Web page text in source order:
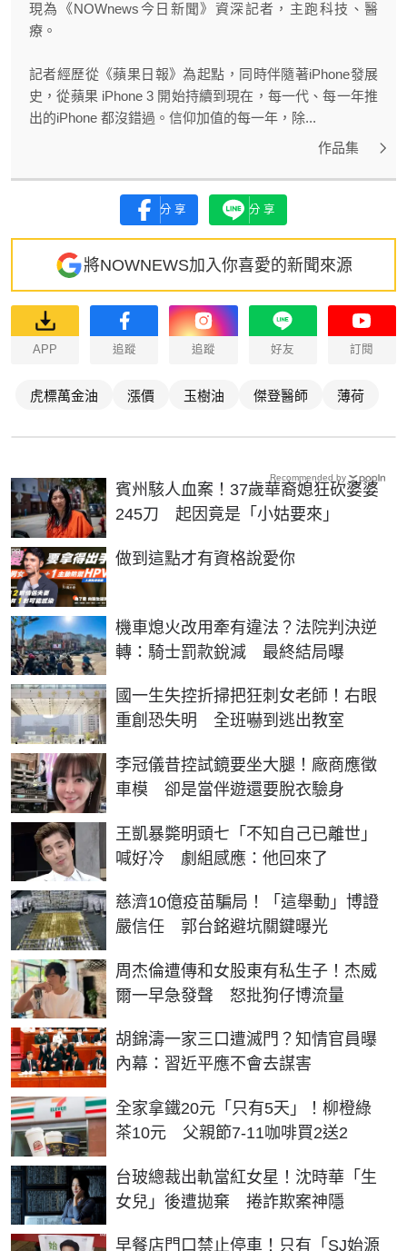
現為《NOWnews今日新聞》資深記者，主跑科技、醫
療。
記者經歷從《蘋果日報》為起點，同時伴隨著iPhone發展
史，從蘋果 iPhone 3 開始持續到現在，每一代、每一年推
出的iPhone 都沒錯過。信仰加值的每一年，除...
作品集
分享 分享
將NOWNEWS加入你喜愛的新聞來源
APP 追蹤 追蹤 好友 訂閱
虎標萬金油 漲價 玉樹油 傑登醫師 薄荷
賓州駭人血案！37歲華裔媳狂砍婆婆
245刀 起因竟是「小姑要來」
做到這點才有資格說愛你
PR
機車熄火改用牽有違法？法院判決逆
轉：騎士罰款銳減 最終結局曝
國一生失控折掃把狂刺女老師！右眼
重創恐失明 全班嚇到逃出教室
李冠儀昔控試鏡要坐大腿！廠商應徵
車模 卻是當伴遊還要脫衣驗身
王凱暴斃明頭七「不知自己已離世」
喊好冷 劇組感應：他回來了
慈濟10億疫苗騙局！「這舉動」博證
嚴信任 郭台銘避坑關鍵曝光
周杰倫遭傳和女股東有私生子！杰威
爾一早急發聲 怒批狗仔博流量
胡錦濤一家三口遭滅門？知情官員曝
內幕：習近平應不會去謀害
全家拿鐵20元「只有5天」！柳橙綠
茶10元 父親節7-11咖啡買2送2
台玻總裁出軌當紅女星！沈時華「生
女兒」後遭拋棄 捲詐欺案神隱
早餐店門口禁止停車！只有「SJ始源
Recommended by